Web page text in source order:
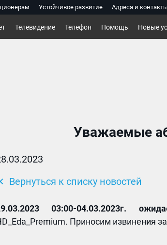
Устойчивое развитие Адреса и контакты
Телевидение Телефон Помощь Новые
Уважаемые
chevron_left Вернуться к списку новостей
03:00-04.03.2023г. о
Приносим извинения